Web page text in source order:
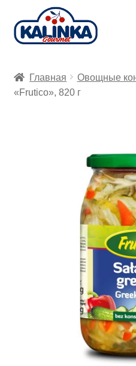
Перейти
к
Перейти
к
Заказ онлайн
Главная Овощные
«Frutico», 820 г